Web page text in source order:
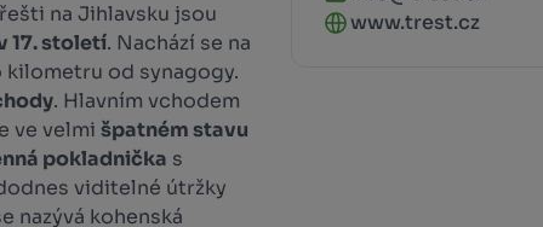
www.trest.cz
na Jihlavsku jsou
17. století. Nachází se na
od synagogy.
. Hlavním vchodem
ve velmi špatném stavu
pokladnička s
viditelné útržky
nazývá kohenská